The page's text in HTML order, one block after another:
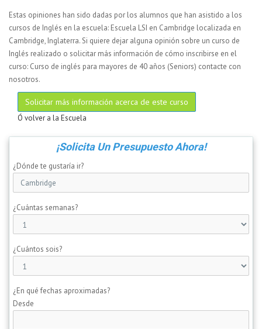
Estas opiniones han sido dadas por los alumnos que han asistido a los
cursos de Inglés en la escuela: Escuela LSI en Cambridge localizada en
Cambridge, Inglaterra. Si quiere dejar alguna opinión sobre un curso de
Inglés realizado o solicitar más información de cómo inscribirse en el
curso: Curso de inglés para mayores de 40 años (Seniors) contacte con
nosotros.
Solicitar más información acerca de este curso
Ó volver a la Escuela
¡Solicita Un Presupuesto Ahora!
¿Dónde te gustaría ir?
¿Cuántas semanas?
¿Cuántos sois?
¿En qué fechas aproximadas?
Desde